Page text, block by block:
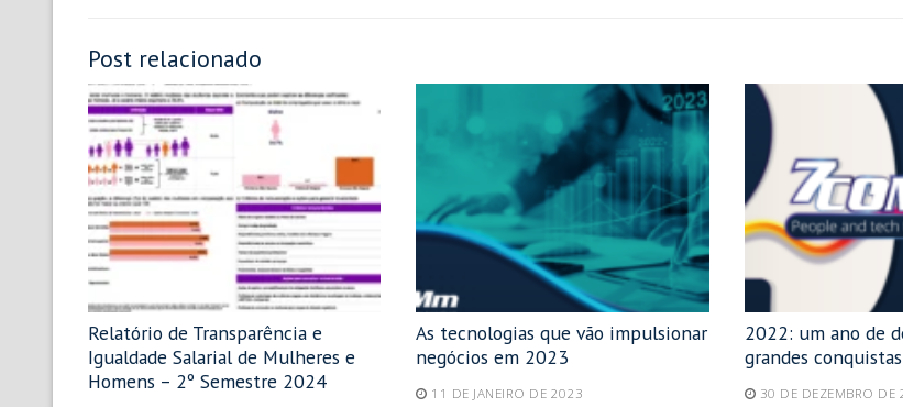
Post relacionado
Relatório de Transparência e
Igualdade Salarial de Mulheres e
Homens – 2º Semestre 2024
As tecnologias que vão impulsionar
negócios em 2023
11 DE JANEIRO DE 2023
2022: um ano de
grandes conquistas
30 DE DEZEMBRO DE